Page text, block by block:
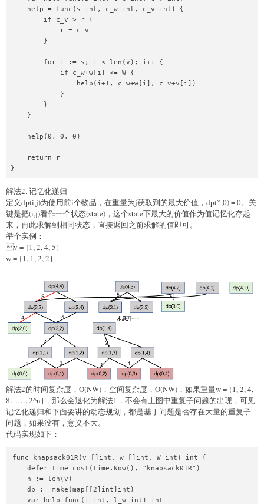
解法2. 记忆化递归
定义dp(i,j)为使用前i个物品，在重量为j获取到的最大价值，dp(*,0) = 0。关
键是把(i,j)看作一个状态(state)，这个state下最大的价值作为值记忆化存起
来，再此求解到相同状态，直接返回之前求解的值即可。
举个实例：
v = {1, 2, 4, 5}
w = {1, 1, 2, 2}
解法2的时间复杂度，O(NW)，空间复杂度，O(NW)，如果重量w = {1, 2, 4,
8……, 2^n}，那么会退化为解法1，不会有上图中重复子问题的出现，可见
记忆化递归和下面要讲的动态规划，都是基于问题是否存在大量的重复子
问题，如果没有，意义不大。
代码实现如下：
func knapsack01R(v []int, w []int, W int) int {